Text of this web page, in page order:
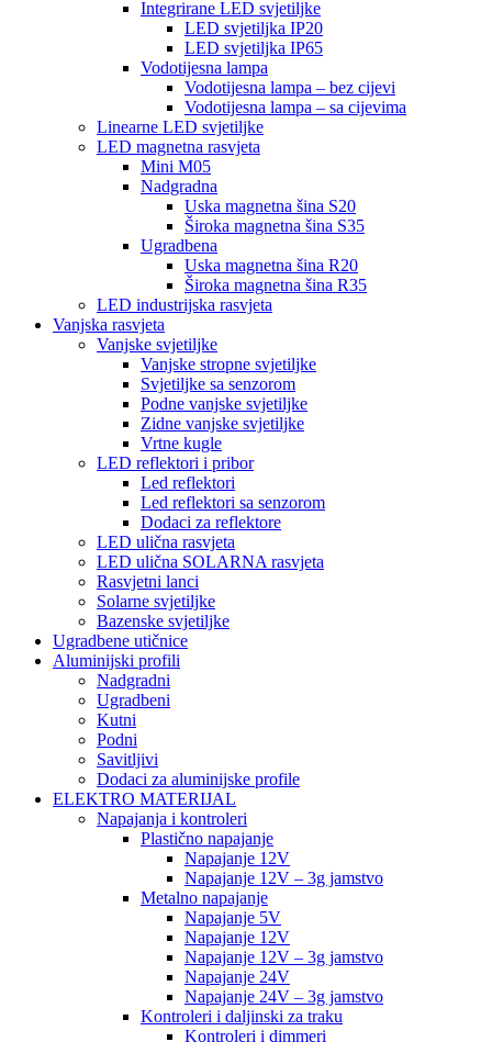
Integrirane LED svjetiljke
LED svjetiljka IP20
LED svjetiljka IP65
Vodotijesna lampa
Vodotijesna lampa – bez cijevi
Vodotijesna lampa – sa cijevima
Linearne LED svjetiljke
LED magnetna rasvjeta
Mini M05
Nadgradna
Uska magnetna šina S20
Široka magnetna šina S35
Ugradbena
Uska magnetna šina R20
Široka magnetna šina R35
LED industrijska rasvjeta
Vanjska rasvjeta
Vanjske svjetiljke
Vanjske stropne svjetiljke
Svjetiljke sa senzorom
Podne vanjske svjetiljke
Zidne vanjske svjetiljke
Vrtne kugle
LED reflektori i pribor
Led reflektori
Led reflektori sa senzorom
Dodaci za reflektore
LED ulična rasvjeta
LED ulična SOLARNA rasvjeta
Rasvjetni lanci
Solarne svjetiljke
Bazenske svjetiljke
Ugradbene utičnice
Aluminijski profili
Nadgradni
Ugradbeni
Kutni
Podni
Savitljivi
Dodaci za aluminijske profile
ELEKTRO MATERIJAL
Napajanja i kontroleri
Plastično napajanje
Napajanje 12V
Napajanje 12V – 3g jamstvo
Metalno napajanje
Napajanje 5V
Napajanje 12V
Napajanje 12V – 3g jamstvo
Napajanje 24V
Napajanje 24V – 3g jamstvo
Kontroleri i daljinski za traku
Kontroleri i dimmeri